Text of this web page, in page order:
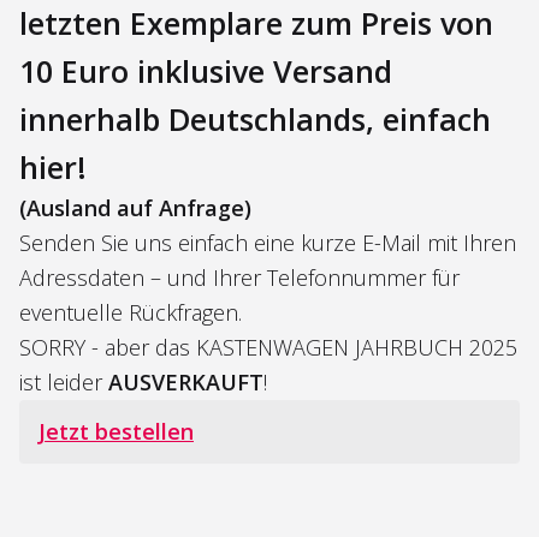
letzten Exemplare zum Preis von
10 Euro inklusive Versand
innerhalb Deutschlands, einfach
hier!
(Ausland auf Anfrage)
Senden Sie uns einfach eine kurze E-Mail mit Ihren
Adressdaten – und Ihrer Telefonnummer für
eventuelle Rückfragen.
SORRY - aber das KASTENWAGEN JAHRBUCH 2025
ist leiderAUSVERKAUFT!
Jetzt bestellen